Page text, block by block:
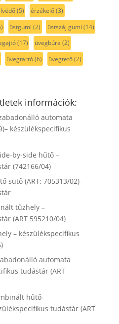
(5) érzékelő(3)
üstgumi (2) üstszáj gumi (14)
(17) üvegbúra (2)
üvegtartó(6) üvegtető(2)
információk:
automata
készülékspecifikus
by-side hűtő –
(742166/04)
sütő (ART: 705313/02)–
tűzhely –
(ART 595210/04)
– készülékspecifikus
automata
tudástár (ART
hűtő-
tudástár (ART